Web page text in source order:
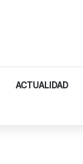
ACTUALIDAD